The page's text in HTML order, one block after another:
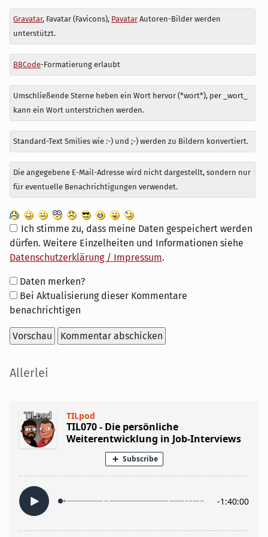
Antwort
zu
Gravatar, Favatar (Favicons), PavatarAutoren-Bilder werden
unterstützt.
BBCode-Formatierung erlaubt
Umschließende Sterne heben ein Wort hervor (*wort*), per _wort_
kann ein Wort unterstrichen werden.
Standard-Text Smilies wie :-) und ;-) werden zu Bildern konvertiert.
Die angegebene E-Mail-Adresse wird nicht dargestellt, sondern nur
für eventuelle Benachrichtigungen verwendet.
Ich stimme zu, dass meine Daten gespeichert werden
dürfen. Weitere Einzelheiten und Informationen siehe
Datenschutzerklärung / Impressum.
Formular-
Optionen
Daten merken?
Bei Aktualisierung dieser Kommentare
benachrichtigen
Seitenleiste
Allerlei